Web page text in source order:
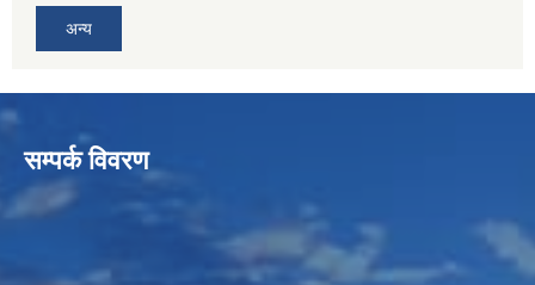
अन्य
सम्पर्क विवरण